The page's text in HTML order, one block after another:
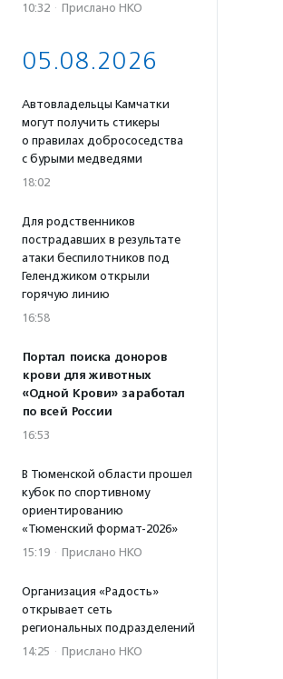
10:32 · Прислано НКО
05.08.2026
Автовладельцы Камчатки
могут получить стикеры
о правилах добрососедства
с бурыми медведями
18:02
Для родственников
пострадавших в результате
атаки беспилотников под
Геленджиком открыли
горячую линию
16:58
Портал поиска доноров
крови для животных
«Одной Крови» заработал
по всей России
16:53
В Тюменской области прошел
кубок по спортивному
ориентированию
«Тюменский формат-2026»
15:19 · Прислано НКО
Организация «Радость»
открывает сеть
региональных подразделений
14:25 · Прислано НКО